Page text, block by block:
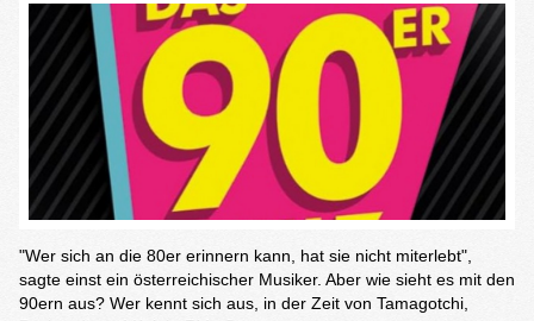
"Wer sich an die 80er erinnern kann, hat sie nicht miterlebt",
sagte einst ein österreichischer Musiker. Aber wie sieht es mit den
90ern aus? Wer kennt sich aus, in der Zeit von Tamagotchi,